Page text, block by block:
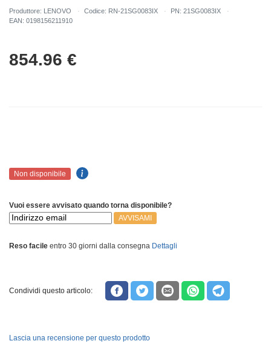
Produttore: LENOVO Codice: RN-21SG0083IX
PN: 21SG0083IX
EAN: 0198156211910
854.96 €
Non disponibile
Vuoi essere avvisato quando torna disponibile?
AVVISAMI
Reso facile entro 30 giorni dalla consegna Dettagli
Condividi questo articolo:
Lascia una recensione per questo prodotto